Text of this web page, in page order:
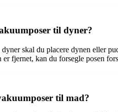
til dyner?
skal du placere dynen eller
fjernet, kan du forsegle posen
til mad?